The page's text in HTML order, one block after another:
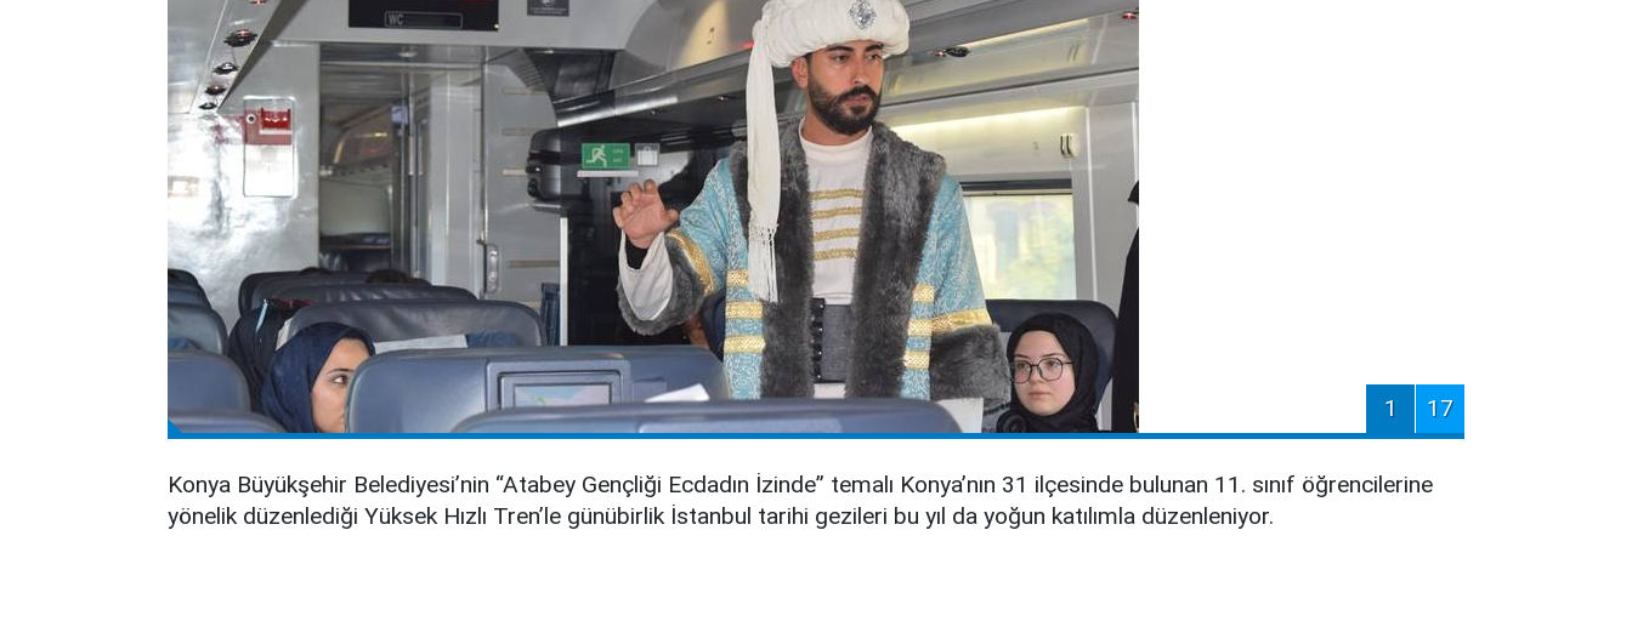
1 17
Konya Büyükşehir Belediyesi’nin “Atabey Gençliği Ecdadın İzinde” temalı Konya’nın 31 ilçesinde bulunan 11. sınıf öğrencilerine
yönelik düzenlediği Yüksek Hızlı Tren’le günübirlik İstanbul tarihi gezileri bu yıl da yoğun katılımla düzenleniyor.